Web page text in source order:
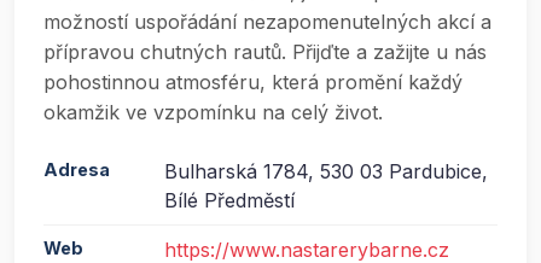
možností uspořádání nezapomenutelných akcí a
přípravou chutných rautů. Přijďte a zažijte u nás
pohostinnou atmosféru, která promění každý
okamžik ve vzpomínku na celý život.
Adresa
Bulharská 1784, 530 03 Pardubice,
Bílé Předměstí
Web https://www.nastarerybarne.cz